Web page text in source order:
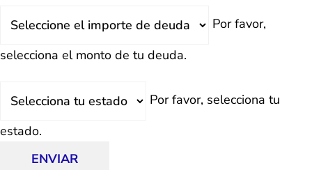
Por favor,
selecciona el monto de tu deuda.
Por favor, selecciona tu
estado.
ENVIAR